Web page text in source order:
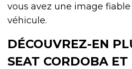
vous avez une image fiable
véhicule.
DÉCOUVREZ-EN
SEAT CORDOBA ET